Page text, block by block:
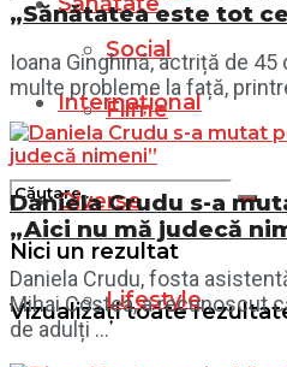
Social
Filme
Nici un rezultat
Vizualizați toate
Internațional
Diverse
Lifestyle
„Sănătatea este tot
Ioana Ginghină, actriță de
multe probleme la față,
Daniela Crudu s-a
„Aici nu mă judecă
Daniela Crudu, fosta
Mihai Costea, a recunoscut
de adulți ...